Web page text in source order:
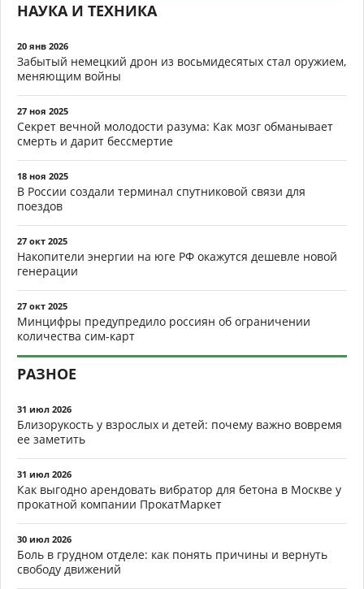
НАУКА И ТЕХНИКА
20 янв 2026
Забытый немецкий дрон из восьмидесятых стал оружием,
меняющим войны
27 ноя 2025
Секрет вечной молодости разума: Как мозг обманывает
смерть и дарит бессмертие
18 ноя 2025
В России создали терминал спутниковой связи для
поездов
27 окт 2025
Накопители энергии на юге РФ окажутся дешевле новой
генерации
27 окт 2025
Минцифры предупредило россиян об ограничении
количества сим-карт
РАЗНОЕ
31 июл 2026
Близорукость у взрослых и детей: почему важно вовремя
ее заметить
31 июл 2026
Как выгодно арендовать вибратор для бетона в Москве у
прокатной компании ПрокатМаркет
30 июл 2026
Боль в грудном отделе: как понять причины и вернуть
свободу движений